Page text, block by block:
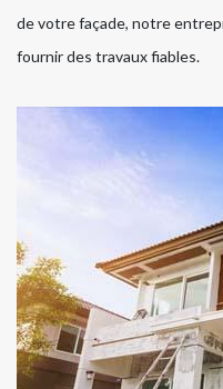
de votre façade, notre
fournir des travaux fiables.